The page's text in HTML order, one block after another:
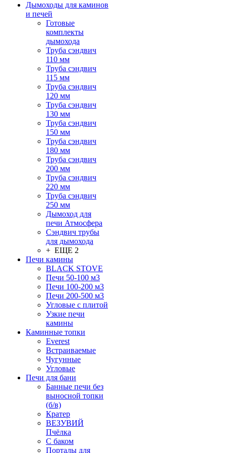
Дымоходы для каминов
и печей
Готовые
комплекты
дымохода
Труба сэндвич
110 мм
Труба сэндвич
115 мм
Труба сэндвич
120 мм
Труба сэндвич
130 мм
Труба сэндвич
150 мм
Труба сэндвич
180 мм
Труба сэндвич
200 мм
Труба сэндвич
220 мм
Труба сэндвич
250 мм
Дымоход для
печи Атмосфера
Сэндвич трубы
для дымохода
+ ЕЩЕ 2
Печи камины
BLACK STOVE
Печи 50-100 м3
Печи 100-200 м3
Печи 200-500 м3
Угловые с плитой
Узкие печи
камины
Каминные топки
Everest
Встраиваемые
Чугунные
Угловые
Печи для бани
Банные печи без
выносной топки
(б/в)
Кратер
ВЕЗУВИЙ
Пчёлка
С баком
Порталы для